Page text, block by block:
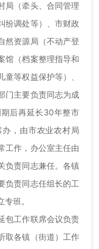
局（牵头、合同管理
纷调处等）、市财政
然资源局（不动产登
馆（档案整理指导和
等权益保护等）、
门主要负责同志为成
后再延长30年整市
，由市农业农村局
工作，办公室主任由
负责同志兼任。各镇
负责同志任组长的工
班。
工作联席会议负责
取各镇（街道）工作